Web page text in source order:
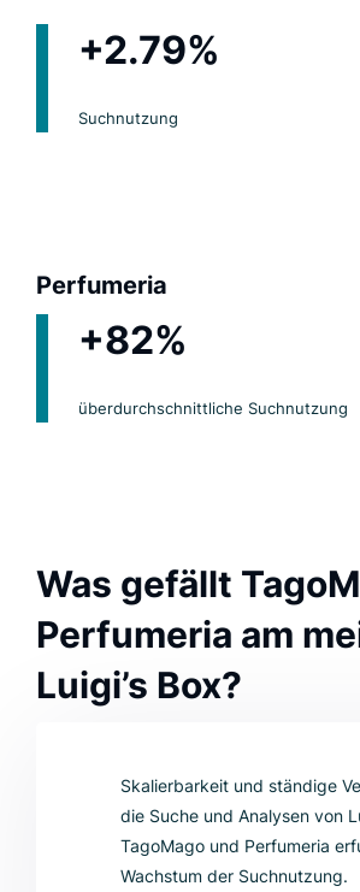
+2.79%
Suchnutzung
Perfumeria
+82%
überdurchschnittliche Suchnutzung
Was gefällt
Perfumeria am
Luigi’s Box?
Skalierbarkeit und ständige
die Suche und Analysen von
TagoMago und Perfumeria
Wachstum der Suchnutzung.